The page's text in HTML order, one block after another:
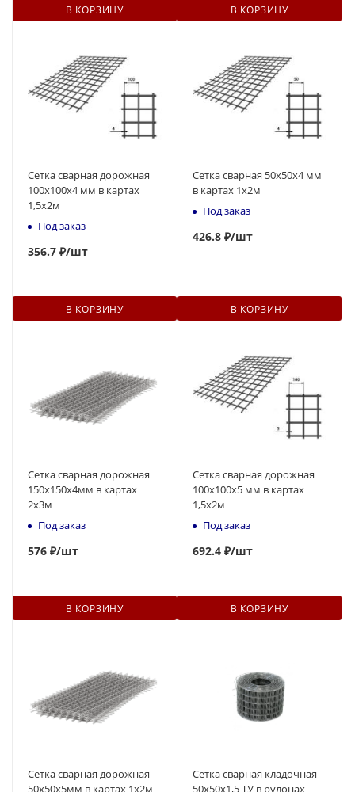
В КОРЗИНУ В КОРЗИНУ
Сетка сварная дорожная
100х100х4 мм в картах
1,5х2м
Под заказ
356.7 ₽/шт
В КОРЗИНУ
Сетка сварная 50х50х4 мм
в картах 1х2м
Под заказ
426.8 ₽/шт
В КОРЗИНУ
Сетка сварная дорожная
150х150х4мм в картах
2х3м
Под заказ
576 ₽/шт
В КОРЗИНУ
Сетка сварная дорожная
100х100х5 мм в картах
1,5х2м
Под заказ
692.4 ₽/шт
В КОРЗИНУ
Сетка сварная дорожная
50х50х5мм в картах 1х2м
Сетка сварная кладочная
50х50х1,5 ТУ в рулонах